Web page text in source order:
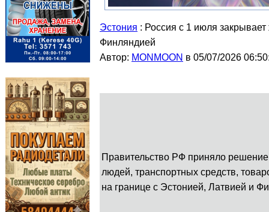
Эстония : Россия с 1 июля
Финляндией
Автор: MONMOON в 05/07/2026
Правительство РФ приняло
людей, транспортных средств,
на границе с Эстонией, Латвией и